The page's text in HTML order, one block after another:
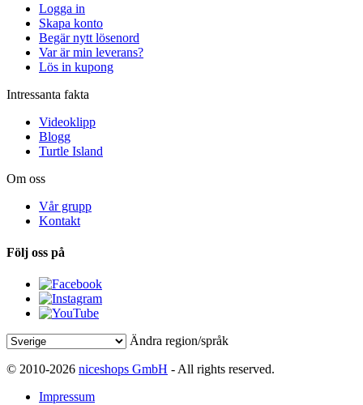
Logga in
Skapa konto
Begär nytt lösenord
Var är min leverans?
Lös in kupong
Intressanta fakta
Videoklipp
Blogg
Turtle Island
Om oss
Vår grupp
Kontakt
Följ oss på
Ändra region/språk
© 2010-2026 niceshops GmbH - All rights reserved.
Impressum